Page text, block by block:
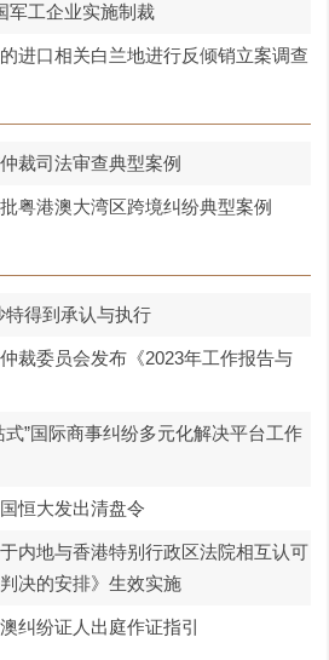
军工企业实施制裁
进口相关白兰地进行反倾销立案调查
裁司法审查典型案例
粤港澳大湾区跨境纠纷典型案例
特得到承认与执行
裁委员会发布《2023年工作报告与
式”国际商事纠纷多元化解决平台工作
恒大发出清盘令
于内地与香港特别行政区法院相互认可
决的安排》生效实施
纠纷证人出庭作证指引